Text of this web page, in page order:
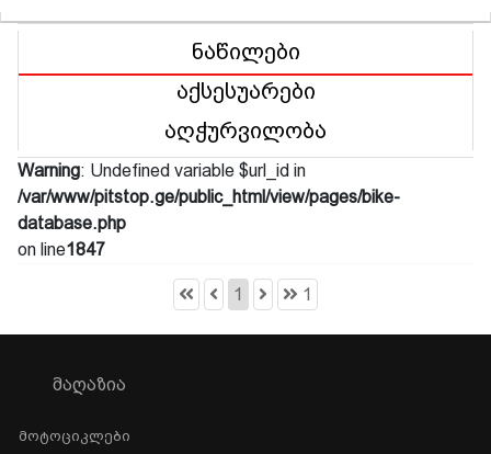
ნაწილები
აქსესუარები
აღჭურვილობა
Warning: Undefined variable $url_id in
/var/www/pitstop.ge/public_html/view/pages/bike-
database.php
on line1847
1 1
ᲛᲐᲦᲐᲖᲘᲐ
Მოტოციკლები